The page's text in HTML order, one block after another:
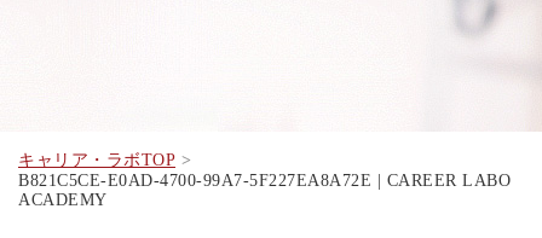
キャリア・ラボTOP
B821C5CE-E0AD-4700-99A7-5F227EA8A72E | CAREER LABO
ACADEMY